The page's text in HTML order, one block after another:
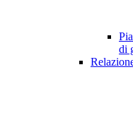
di